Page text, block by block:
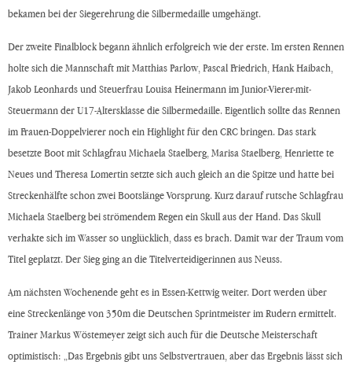
bekamen bei der Siegerehrung die Silbermedaille umgehängt.
Der zweite Finalblock begann ähnlich erfolgreich wie der erste. Im ersten Rennen
holte sich die Mannschaft mit Matthias Parlow, Pascal Friedrich, Hank Haibach,
Jakob Leonhards und Steuerfrau Louisa Heinermann im Junior-Vierer-mit-
Steuermann der U17-Altersklasse die Silbermedaille. Eigentlich sollte das Rennen
im Frauen-Doppelvierer noch ein Highlight für den CRC bringen. Das stark
besetzte Boot mit Schlagfrau Michaela Staelberg, Marisa Staelberg, Henriette te
Neues und Theresa Lomertin setzte sich auch gleich an die Spitze und hatte bei
Streckenhälfte schon zwei Bootslänge Vorsprung. Kurz darauf rutsche Schlagfrau
Michaela Staelberg bei strömendem Regen ein Skull aus der Hand. Das Skull
verhakte sich im Wasser so unglücklich, dass es brach. Damit war der Traum vom
Titel geplatzt. Der Sieg ging an die Titelverteidigerinnen aus Neuss.
Am nächsten Wochenende geht es in Essen-Kettwig weiter. Dort werden über
eine Streckenlänge von 350m die Deutschen Sprintmeister im Rudern ermittelt.
Trainer Markus Wöstemeyer zeigt sich auch für die Deutsche Meisterschaft
optimistisch: „Das Ergebnis gibt uns Selbstvertrauen, aber das Ergebnis lässt sich